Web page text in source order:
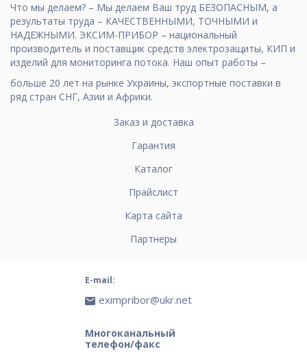
Что мы делаем? – Мы делаем Ваш труд БЕЗОПАСНЫМ, а
результаты труда – КАЧЕСТВЕННЫМИ, ТОЧНЫМИ и
НАДЕЖНЫМИ. ЭКСИМ-ПРИБОР – национальный
производитель и поставщик средств электрозащиты, КИП и
изделий для мониторинга потока. Наш опыт работы –
больше 20 лет на рынке Украины, экспортные поставки в
ряд стран СНГ, Азии и Африки.
Заказ и доставка
Гарантия
Каталог
Прайслист
Карта сайта
Партнеры
E-mail:
eximpribor@ukr.net
Многоканальный
телефон/факс